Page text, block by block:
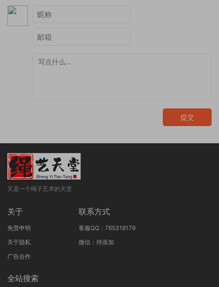
提交
又是一个绳子艺术的天堂
关于
免责申明
关于隐私
广告合作
联系方式
客服QQ：765318179
微信：待添加
全站搜索